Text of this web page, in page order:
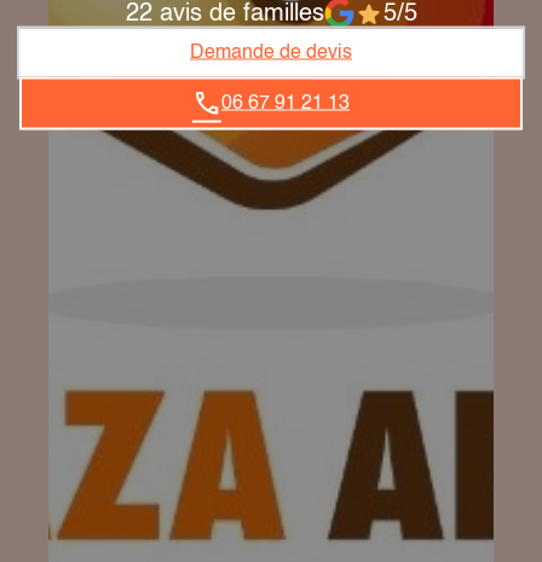
22 avis de familles 5/5
Demande de devis
06 67 91 21 13